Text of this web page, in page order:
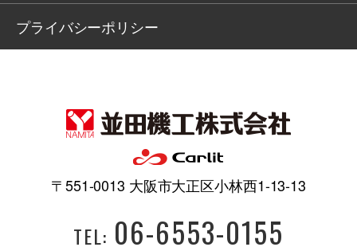
プライバシーポリシー
〒551-0013 大阪市大正区小林西1-13-13
TEL: 06-6553-0155